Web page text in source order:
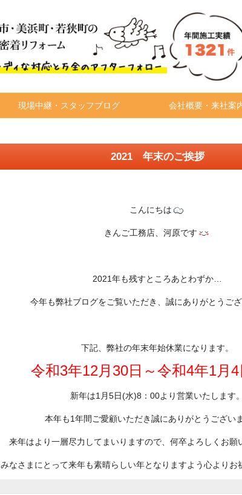
現場中継・スタッフブログ 会社概要・来社案
2021 年末のご挨拶
こんにちは
きんご工務店、河原です
2021年も残すところあとわずか…
今年も弊社ブログをご覧いただき、誠にありがとうござ
下記、弊社の年末年始休業になります。
令和3年12月30日～令和4年1月
新年は1月5日(水)8：00より営業いたします。
本年も1年間ご愛顧いただき誠にありがとうござい
来年はより一層尽力してまいりますので、何卒よろしくお願
みなさまにとって来年も素晴らしい年となりますよう心よりお